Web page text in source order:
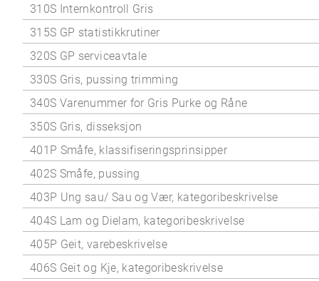
310S Internkontroll Gris
315S GP statistikkrutiner
320S GP serviceavtale
330S Gris, pussing trimming
340S Varenummer for Gris Purke og Råne
350S Gris, disseksjon
401P Småfe, klassifiseringsprinsipper
402S Småfe, pussing
403P Ung sau/ Sau og Vær, kategoribeskrivelse
404S Lam og Dielam, kategoribeskrivelse
405P Geit, varebeskrivelse
406S Geit og Kje, kategoribeskrivelse